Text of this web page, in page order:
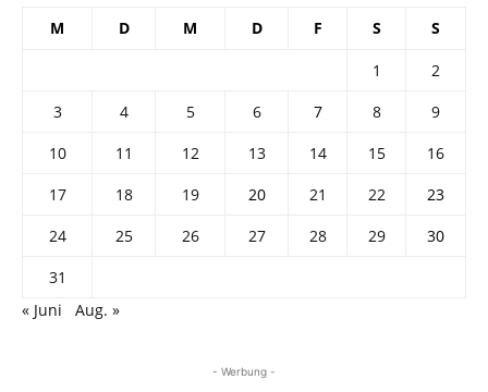
M D M D F S S
1
2
3
4 5 6 7 8
9
10
11 12 13 14 15
16
17
18 19 20 21 22
23
24
25 26 27 28 29
30
31
« Juni
Aug. »
- Werbung -